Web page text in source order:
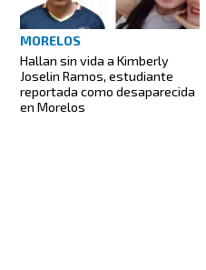
MORELOS
Hallan sin vida a Kimberly
Joselin Ramos, estudiante
reportada como desaparecida
en Morelos